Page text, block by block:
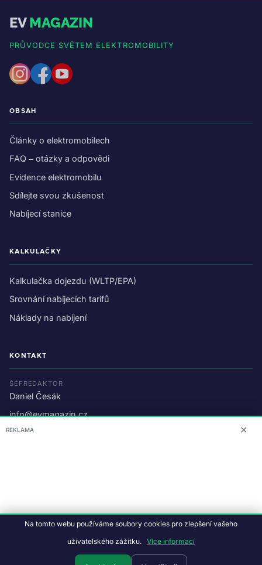
EVMAGAZIN
PRŮVODCE SVĚTEM ELEKTROMOBILITY
OBSAH
Články o elektromobilech
FAQ – otázky a odpovědi
Evidence elektromobilu
Sdílejte svou zkušenost
Nabíjecí stanice
KALKULAČKY
Kalkulačka dojezdu (WLTP/EPA)
Srovnání nabíjecích tarifů
Náklady na nabíjení
KONTAKT
ŠÉFREDAKTOR
Daniel Česák
info@evmagazin.cz
O nás
© 2026 EV Magazin.Podmínky a ochrana dat.
Studiografix
REKLAMA ✕
Na tomto webu používáme soubory cookies pro zlepšení vašeho
uživatelského zážitku. Více informací